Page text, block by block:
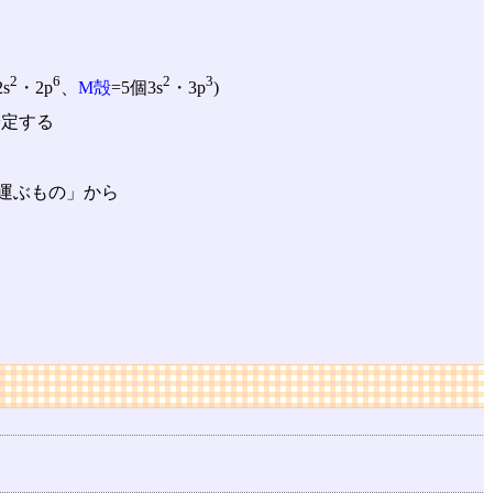
2 ・2p6 M殻=5個3s2 ・3p3)
する
ぶもの」から